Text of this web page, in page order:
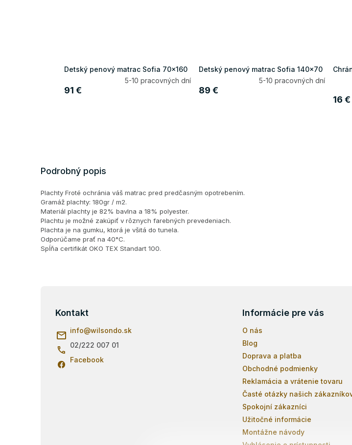
Detský penový matrac Sofia 70x160
5-10 pracovných dní
91 €
Detský penový matrac Sofia 140x70
5-10 pracovných dní
89 €
16 €
Podrobný popis
Plachty Froté ochránia váš matrac pred predčasným opotrebením.
Gramáž plachty: 180gr / m2.
Materiál plachty je 82% bavlna a 18% polyester.
Plachtu je možné zakúpiť v rôznych farebných prevedeniach.
Plachta je na gumku, ktorá je všitá do tunela.
Odporúčame prať na 40°C.
Spĺňa certifikát OKO TEX Standart 100.
Kontakt
info@wilsondo.sk
02/222 007 01
Facebook
Informácie pre vás
O nás
Blog
Doprava a platba
Obchodné podmienky
Reklamácia a vrátenie tovaru
Časté otázky našich zákazníkov
Spokojní zákazníci
Užitočné informácie
Montážne návody